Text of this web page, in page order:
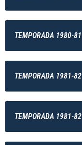
TEMPORADA 1980-81
TEMPORADA 1981-82
TEMPORADA 1981-82